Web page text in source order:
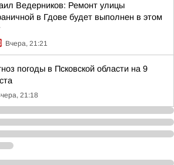
Ведерников: Ремонт улицы
в Гдове будет выполнен в этом
Вчера, 21:21
погоды в Псковской области на 9
21:18